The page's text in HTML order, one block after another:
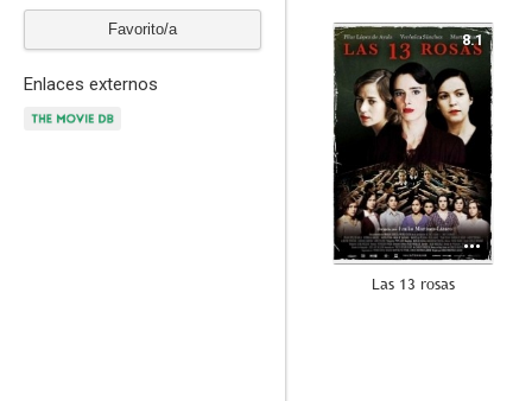
Favorito/a
Enlaces externos
8.1
Las 13 rosas